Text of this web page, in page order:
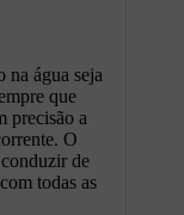
na água seja
que
precisão a
O
de
todas as